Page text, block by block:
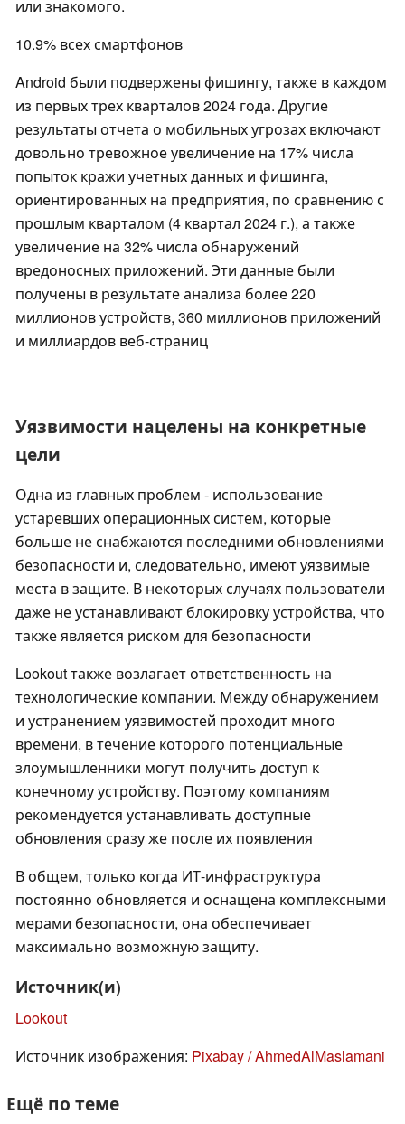
или знакомого.
10.9% всех смартфонов
Android были подвержены фишингу, также в каждом
из первых трех кварталов 2024 года. Другие
результаты отчета о мобильных угрозах включают
довольно тревожное увеличение на 17% числа
попыток кражи учетных данных и фишинга,
ориентированных на предприятия, по сравнению с
прошлым кварталом (4 квартал 2024 г.), а также
увеличение на 32% числа обнаружений
вредоносных приложений. Эти данные были
получены в результате анализа более 220
миллионов устройств, 360 миллионов приложений
и миллиардов веб-страниц
Уязвимости нацелены на конкретные
цели
Одна из главных проблем - использование
устаревших операционных систем, которые
больше не снабжаются последними обновлениями
безопасности и, следовательно, имеют уязвимые
места в защите. В некоторых случаях пользователи
даже не устанавливают блокировку устройства, что
также является риском для безопасности
Lookout также возлагает ответственность на
технологические компании. Между обнаружением
и устранением уязвимостей проходит много
времени, в течение которого потенциальные
злоумышленники могут получить доступ к
конечному устройству. Поэтому компаниям
рекомендуется устанавливать доступные
обновления сразу же после их появления
В общем, только когда ИТ-инфраструктура
постоянно обновляется и оснащена комплексными
мерами безопасности, она обеспечивает
максимально возможную защиту.
Источник(и)
Lookout
Источник изображения: Pixabay / AhmedAlMaslamani
Ещё по теме